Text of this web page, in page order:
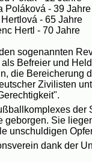
Poláková - 39 Jahre
- 65 Jahre
Hertl - 70 Jahre
sogenannten
Befreier und
die Bereicherung
Zivilisten
der
Sie
unschuldigen
dank der